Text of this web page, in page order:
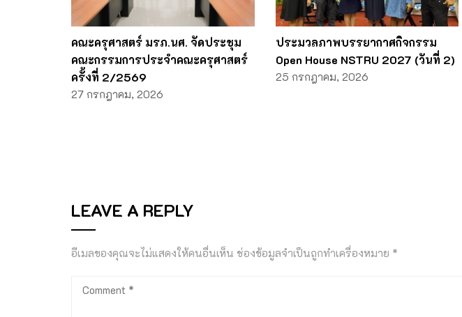
คณะครุศาสตร์ มรภ.นศ. จัดประชุม
คณะกรรมการประจำคณะครุศาสตร์
ครั้งที่ 2/2569
27 กรกฎาคม, 2026
ประมวลภาพบรรยากาศกิจกรรม
Open House NSTRU 2027 (วันที่ 2)
25 กรกฎาคม, 2026
LEAVE A REPLY
อีเมลของคุณจะไม่แสดงให้คนอื่นเห็น ช่องข้อมูลจำเป็นถูกทำเครื่องหมาย *